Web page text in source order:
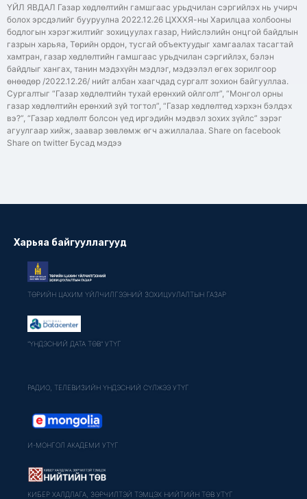
ҮЙЛ ЯВДАЛ Газар хөдлөлтийн гамшгаас урьдчилан сэргийлэх нь учирч
болох эрсдэлийг бууруулна 2022.12.26 ЦХХХЯ-ны Харилцаа холбооны
бодлогын хэрэгжилтийг зохицуулах газар, Нийслэлийн онцгой байдлын
газрын харьяа, Төрийн ордон, тусгай объектуудыг хамгаалах тасагтай
хамтран, газар хөдлөлтийн гамшгаас урьдчилан сэргийлэх, бэлэн
байдлыг хангах, танин мэдэхүйн мэдлэг, мэдээлэл өгөх зорилгоор
өнөөдөр /2022.12.26/ нийт албан хаагчдад сургалт зохион байгууллаа.
Сургалтыг “Газар хөдлөлтийн тухай ерөнхий ойлголт”, “Монгол орны
газар хөдлөлтийн ерөнхий зүй тогтол”, “Газар хөдлөлтөд хэрхэн бэлдэх
вэ?”, “Газар хөдлөлт болсон үед иргэдийн мэдвэл зохих зүйлс” зэрэг
агуулгаар хийж, заавар зөвлөмж өгч ажиллалаа. Share on facebook
Share on twitter Бусад мэдээ
Харьяа байгууллагууд
ТӨРИЙН ЦАХИМ ҮЙЛЧИЛГЭЭНИЙ ЗОХИЦУУЛАЛТЫН ГАЗАР
"ҮНДЭСНИЙ ДАТА ТӨВ" УТҮГ
РАДИО, ТЕЛЕВИЗИЙН ҮНДЭСНИЙ СҮЛЖЭЭ УТҮГ
И-МОНГОЛ АКАДЕМИ УТҮГ
КИБЕР ХАЛДЛАГА, ЗӨРЧИЛТЭЙ ТЭМЦЭХ НИЙТИЙН ТӨВ УТҮГ